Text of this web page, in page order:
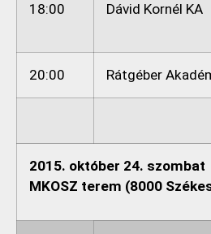
18:00 Dávid Kornél KA
20:00 Rátgéber
2015. október 24. szombat
MKOSZ terem (8000